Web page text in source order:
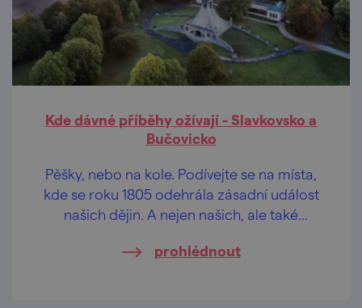
Kde dávné příběhy ožívají - Slavkovsko a
Bučovicko
Pěšky, nebo na kole. Podívejte se na místa,
kde se roku 1805 odehrála zásadní událost
našich dějin. A nejen našich, ale také
se odehrávala Bitva tří císařů.
prohlédnout